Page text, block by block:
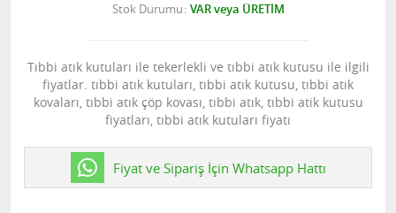
Stok Durumu VAR veya ÜRETİM
Tıbbi atık kutuları ile tekerlekli ve tıbbi atık kutusu ile ilgili
fiyatlar. tıbbi atık kutuları, tıbbi atık kutusu, tıbbi atık
kovaları, tıbbi atık çöp kovası, tıbbi atık, tıbbi atik kutusu
fiyatları, tıbbi atık kutuları fiyatı
Fiyat ve Sipariş İçin Whatsapp Hattı